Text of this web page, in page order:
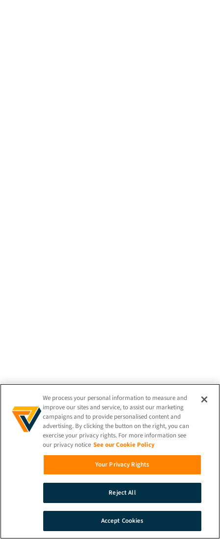
DEMO
PÓNGASE EN
We process your personal information to measure and
improve our sites and service, to assist our marketing
campaigns and to provide personalised content and
advertising. By clicking the button on the right, you can
exercise your privacy rights. For more information see
our privacy notice See our Cookie Policy
Your Privacy Rights
Reject All
Accept Cookies